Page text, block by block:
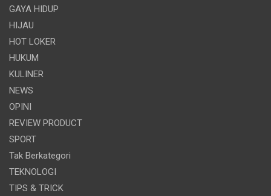
GAYA HIDUP
HIJAU
HOT LOKER
HUKUM
KULINER
NEWS
OPINI
REVIEW PRODUCT
SPORT
Tak Berkategori
TEKNOLOGI
TIPS & TRICK